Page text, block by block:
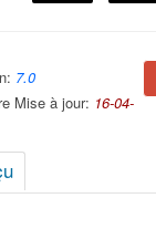
7.0
Mise à jour: 16-04-